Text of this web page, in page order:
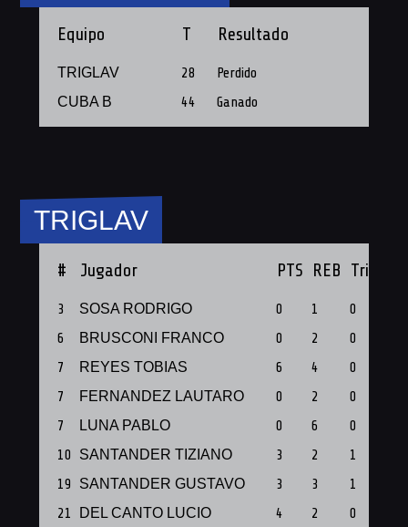
Equipo T Resultado
TRIGLAV 28 Perdido
CUBA B 44 Ganado
TRIGLAV
# Jugador PTS REB Triples
3 SOSA RODRIGO 0 1 0
6
BRUSCONI FRANCO 0 2 0
7
REYES TOBIAS 6 4 0
7
FERNANDEZ LAUTARO 0 2 0
7
LUNA PABLO 0 6 0
10
SANTANDER TIZIANO 3 2 1
19
SANTANDER GUSTAVO 3 3 1
21
DEL CANTO LUCIO 4 2 0